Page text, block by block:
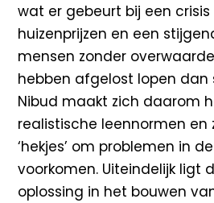
wat er gebeurt bij een
huizenprijzen en een
mensen zonder
hebben afgelost lopen dan
Nibud maakt zich daarom
realistische leennormen
‘hekjes’ om problemen in
voorkomen. Uiteindelijk ligt
oplossing in het bouwen